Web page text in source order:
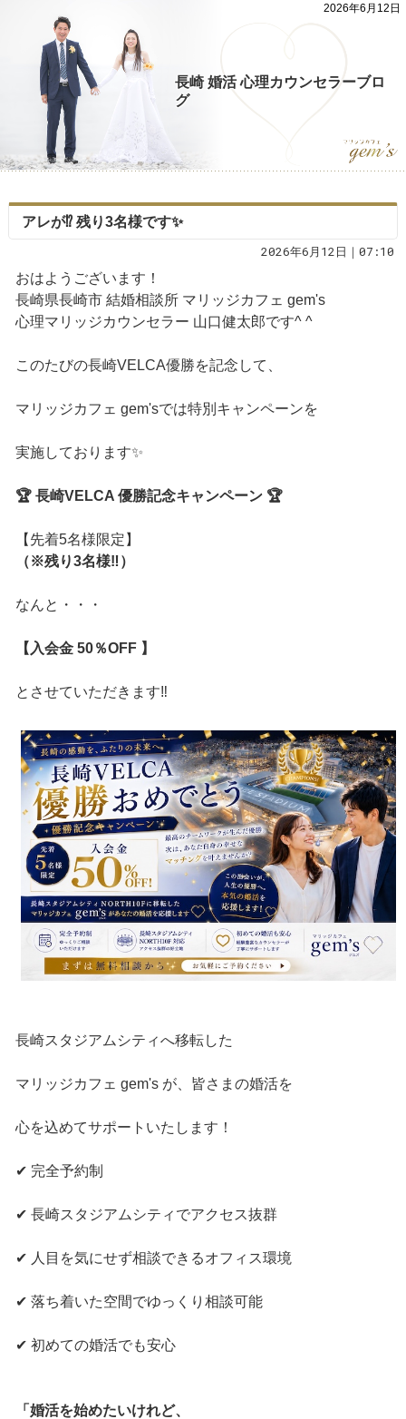
2026年6月12日
長崎 婚活 心理カウンセラーブロ
グ
アレが⁉️ 残り3名様です✨
2026年6月12日｜07:10
おはようございます！
長崎県長崎市 結婚相談所 マリッジカフェ gem's
心理マリッジカウンセラー 山口健太郎です^ ^
このたびの長崎VELCA優勝を記念して、
マリッジカフェ gem'sでは特別キャンペーンを
実施しております✨
🏆 長崎VELCA 優勝記念キャンペーン 🏆
【先着5名様限定】
（※残り3名様‼️）
なんと・・・
【入会金 50％OFF 】
とさせていただきます‼️
長崎スタジアムシティへ移転した
マリッジカフェ gem's が、皆さまの婚活を
心を込めてサポートいたします！
✔ 完全予約制
✔ 長崎スタジアムシティでアクセス抜群
✔ 人目を気にせず相談できるオフィス環境
✔ 落ち着いた空間でゆっくり相談可能
✔ 初めての婚活でも安心
「婚活を始めたいけれど、